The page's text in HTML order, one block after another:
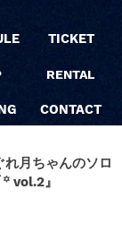
TICKET
RENTAL
CONTACT
月ちゃんのソロ
vol.2』